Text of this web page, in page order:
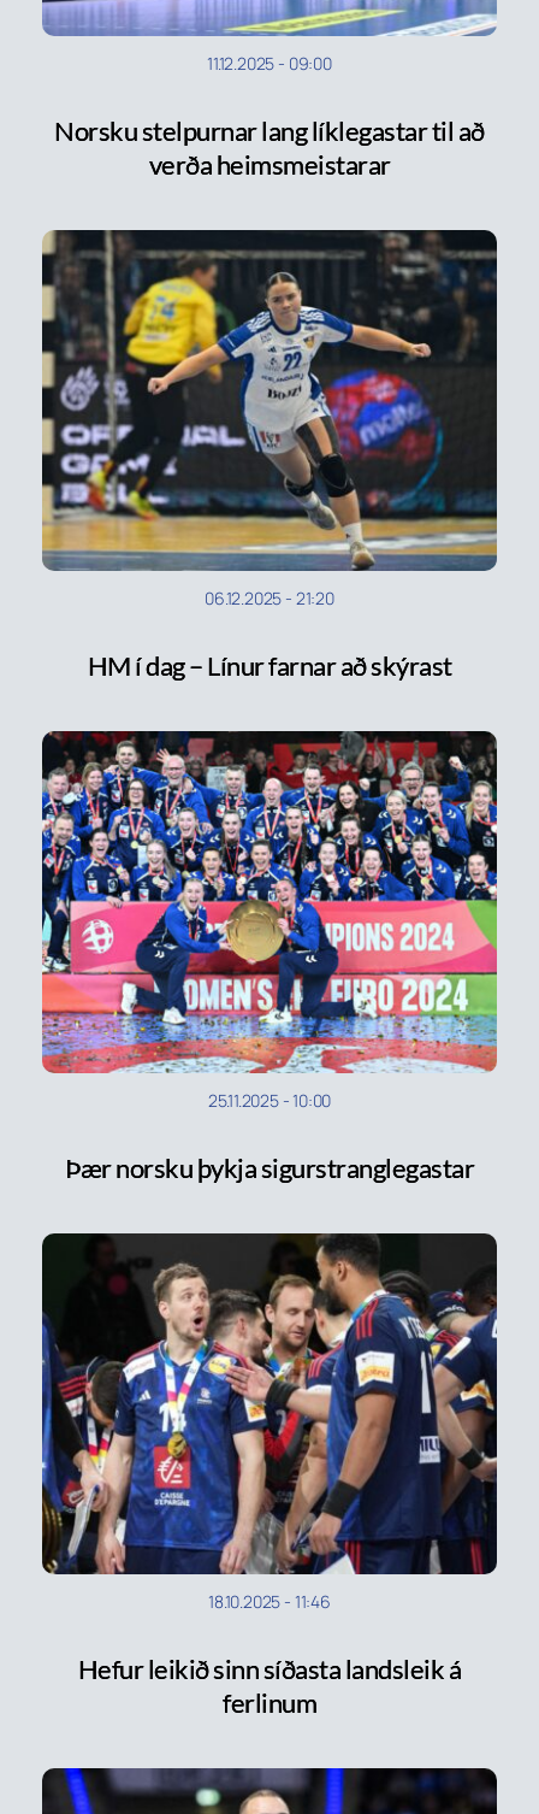
11.12.2025 - 09:00
Norsku stelpurnar lang líklegastar til að
verða heimsmeistarar
06.12.2025 - 21:20
HM í dag – Línur farnar að skýrast
25.11.2025-10:00
Þær norsku þykja sigurstranglegastar
18.10.2025 - 11:46
Hefur leikið sinn síðasta landsleik á
ferlinum